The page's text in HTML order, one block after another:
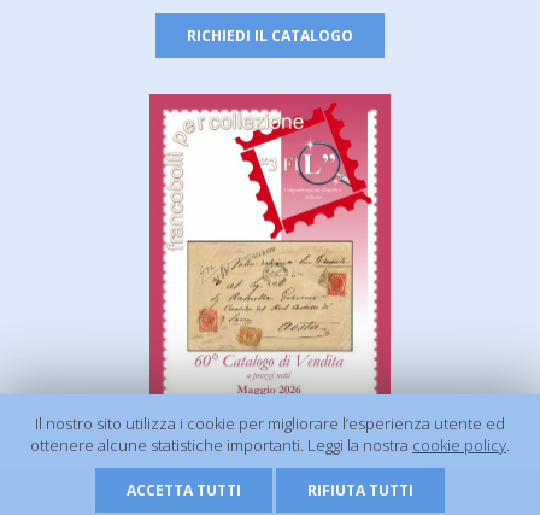
RICHIEDI IL CATALOGO
Il nostro sito utilizza i cookie per migliorare l’esperienza utente ed
ottenere alcune statistiche importanti. Leggi la nostra cookie policy.
ACCETTA TUTTI RIFIUTA TUTTI